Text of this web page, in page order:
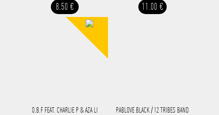
8.50 € 11.00 €
O.B.F FEAT. CHARLIE P & AZA LI
PABLOVE BLACK / 12 TRIBES BAND